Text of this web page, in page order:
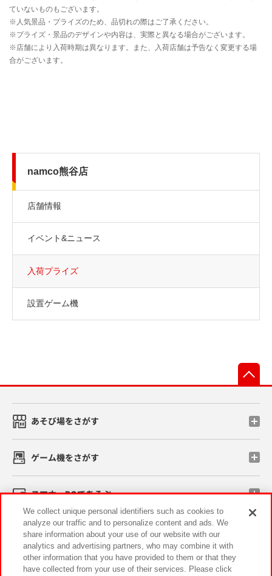
namco熊谷店
店舗情報
イベント&ニュース
入荷プライズ
設置ゲーム機
あそび場をさがす
ゲーム機をさがす
スマホ・PCであそぶ
イベント・キャンペーン
We collect unique personal identifiers such as cookies to
analyze our traffic and to personalize content and ads. We
share information about your use of our website with our
analytics and advertising partners, who may combine it with
other information that you have provided to them or that they
have collected from your use of their services. Please click